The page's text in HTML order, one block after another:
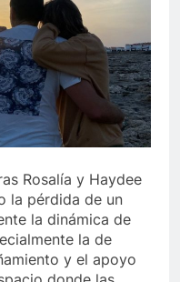
Rosalía y Haydee
la pérdida de un
la dinámica de
la de
y el apoyo